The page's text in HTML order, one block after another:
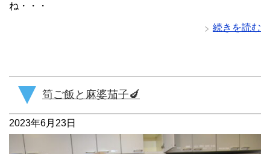
ね・・・
続きを読む
筍ご飯と麻婆茄子🍆
2023年6月23日